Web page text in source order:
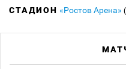
СТАДИОН «Ростов Арена»